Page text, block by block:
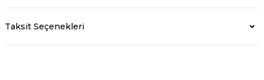
Taksit Seçenekleri